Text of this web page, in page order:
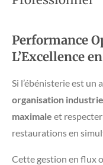
Performance
L’Excellence
​Si l’ébénisterie est un
organisation
maximale et
restaurations en
​Cette gestion en flux